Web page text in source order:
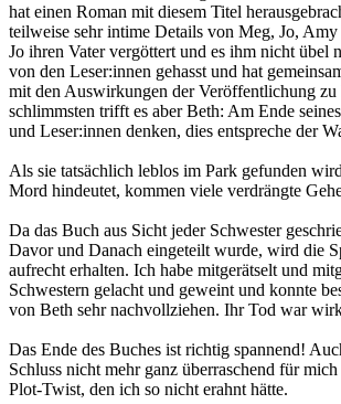
hat einen Roman mit diesem Titel
teilweise sehr intime Details von Meg, Jo,
Jo ihren Vater vergöttert und es ihm nicht übel
von den Leser:innen gehasst und hat
mit den Auswirkungen der Veröffentlichung
schlimmsten trifft es aber Beth: Am Ende
und Leser:innen denken, dies entspreche der
Als sie tatsächlich leblos im Park gefunden
Mord hindeutet, kommen viele verdrängte
Da das Buch aus Sicht jeder Schwester
Davor und Danach eingeteilt wurde, wird die
aufrecht erhalten. Ich habe mitgerätselt und
Schwestern gelacht und geweint und konnte
von Beth sehr nachvollziehen. Ihr Tod war
Das Ende des Buches ist richtig spannend!
Schluss nicht mehr ganz überraschend für
Plot-Twist, den ich so nicht erahnt hätte.